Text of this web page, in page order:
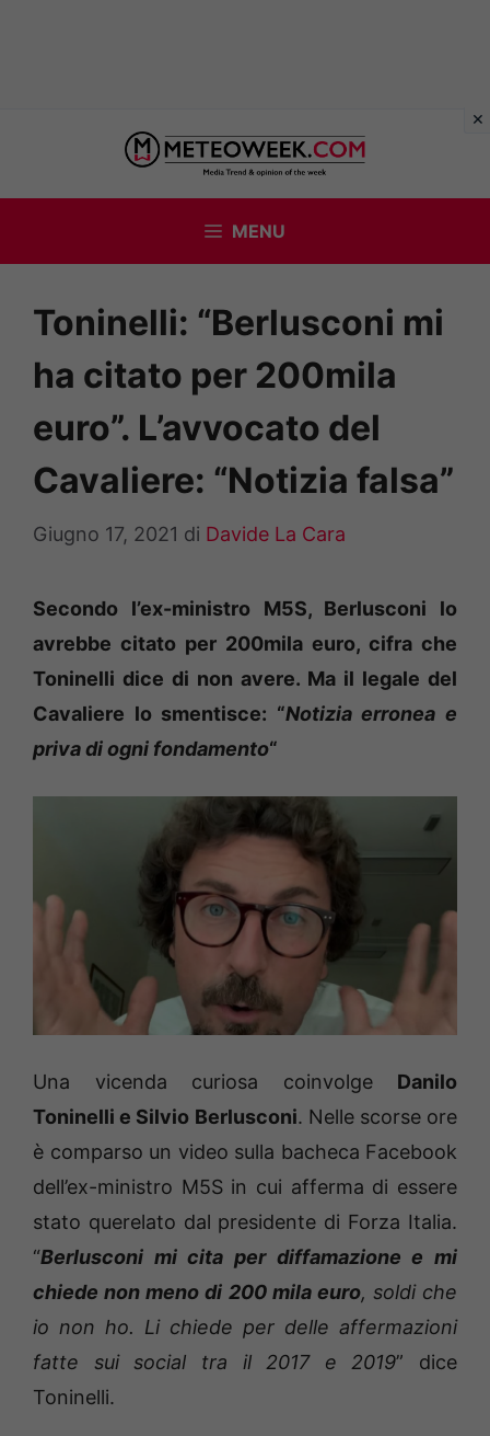
contenuto
MENU
Toninelli: “Berlusconi mi
ha citato per 200mila
euro”. L’avvocato del
Cavaliere: “Notizia falsa”
Giugno 17, 2021 di Davide La Cara
Secondo l’ex-ministro M5S, Berlusconi lo
avrebbe citato per 200mila euro, cifra che
Toninelli dice di non avere. Ma il legale del
Cavaliere lo smentisce: “Notizia erronea e
priva di ogni fondamento“
Una vicenda curiosa coinvolge Danilo
Toninelli e Silvio Berlusconi. Nelle scorse ore
è comparso un video sulla bacheca Facebook
dell’ex-ministro M5S in cui afferma di essere
stato querelato dal presidente di Forza Italia.
“Berlusconi mi cita per diffamazione e mi
chiede non meno di 200 mila euro, soldi che
io non ho. Li chiede per delle affermazioni
fatte sui social tra il 2017 e 2019” dice
Toninelli.